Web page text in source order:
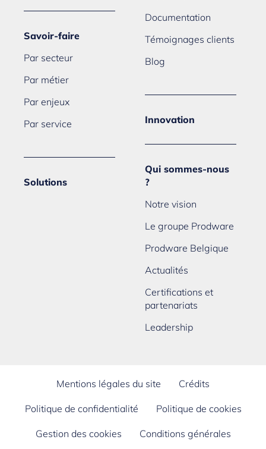
Savoir-faire
Par secteur
Par métier
Par enjeux
Par service
Solutions
Documentation
Témoignages clients
Blog
Innovation
Qui sommes-nous
?
Notre vision
Le groupe Prodware
Prodware Belgique
Actualités
Certifications et
partenariats
Leadership
Mentions légales du site Crédits
Politique de confidentialité Politique de cookies
Gestion des cookies Conditions générales